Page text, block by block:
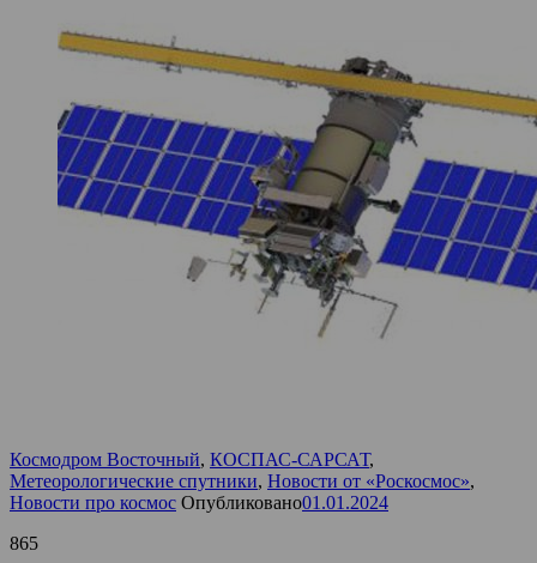
Космодром Восточный, КОСПАС-САРСАТ,
Метеорологические спутники, Новости от «Роскосмос»,
Новости про космос Опубликовано01.01.2024
865